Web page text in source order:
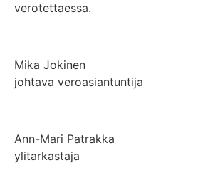
verotettaessa.
Mika Jokinen
johtava veroasiantuntija
Ann-Mari Patrakka
ylitarkastaja